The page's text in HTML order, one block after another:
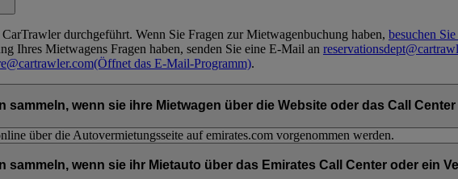
durchgeführt. Wenn Sie Fragen zur Mietwagenbuchung haben, besuchen
Ihres Mietwagens Fragen haben, senden Sie eine E-Mail an
(Öffnet das E-Mail-Programm).
wenn sie ihre Mietwagen über die Website oder das Call
über die Autovermietungsseite auf emirates.com vorgenommen werden.
wenn sie ihr Mietauto über das Emirates Call Center oder ein